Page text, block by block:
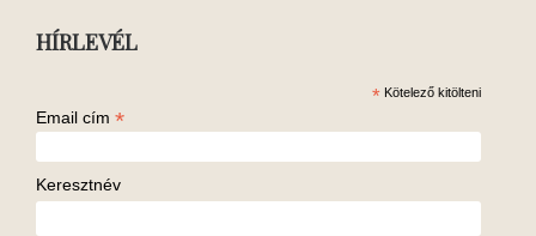
HÍRLEVÉL
* Kötelező kitölteni
Email cím *
Keresztnév